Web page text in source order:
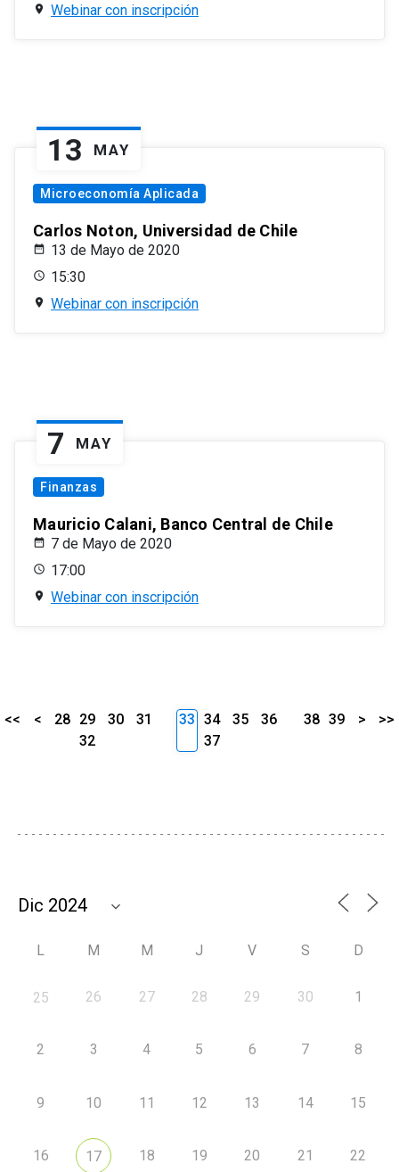
Webinar con inscripción
13 MAY
Microeconomía Aplicada
Carlos Noton, Universidad de Chile
13 de Mayo de 2020
15:30
Webinar con inscripción
7 MAY
Finanzas
Mauricio Calani, Banco Central de Chile
7 de Mayo de 2020
17:00
Webinar con inscripción
<< < 28 29 30
31
32
33 34 35
36
37
38 39 > >>
L M M J V S D
25 26 27 28 29 30 1
2 3 4 5 6 7 8
9 10 11 12 13 14 15
16 17 18 19 20 21 22